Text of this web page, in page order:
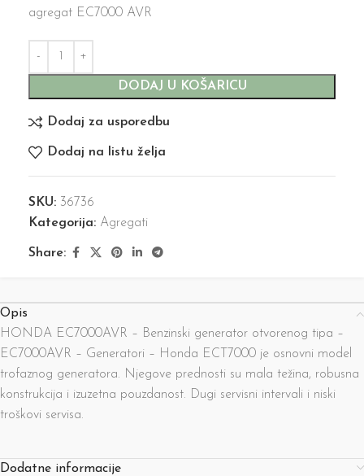
agregat EC7000 AVR
DODAJ U KOŠARICU
Dodaj za usporedbu
Dodaj na listu želja
SKU: 36736
Kategorija: Agregati
Share:
Opis
HONDA EC7000AVR – Benzinski generator otvorenog tipa –
EC7000AVR – Generatori – Honda ECT7000 je osnovni model
trofaznog generatora. Njegove prednosti su mala težina, robusna
konstrukcija i izuzetna pouzdanost. Dugi servisni intervali i niski
troškovi servisa.
Dodatne informacije